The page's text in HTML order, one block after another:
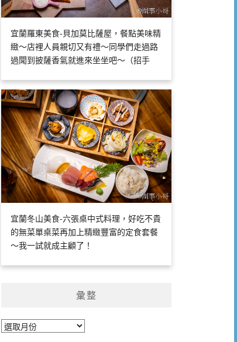
宜蘭羅東美食-貝加莫比薩屋，餐點美味精
緻～店裡人員親切又有禮～同學們走過路
過聞到披薩香氣就進來坐坐吧～（招手
宜蘭冬山美食-六張桌中式料理，好吃不貴
的無菜單桌菜再加上精緻豐富的定食套餐
～我一試就成主顧了！
彙整
彙